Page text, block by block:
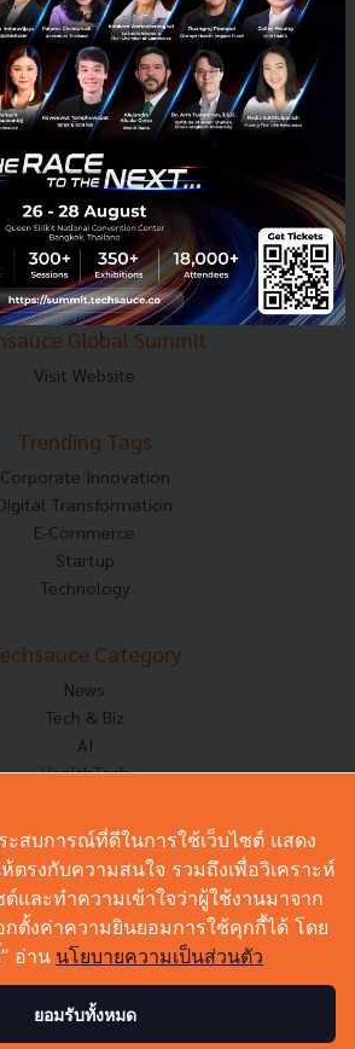
Tel : 02-001-5375
: 06-4658-9500
Techsauce Media
About Techsauce
Techsauce Services
Privacy Policy
ส่งบทความ
Global Summit
Visit Website
Trending Tags
Corporate Innovation
Transformation
E-Commerce
Startup
Technology
Category
News
Tech & Biz
AI
HealthTech
Corp Innov
Saucy Thoughts
Sustainable
Videos
Podcast
ะสบการณ์ที่ดีในการใช้เว็บไซต์ แสดง
รงกับความสนใจ รวมถึงเพื่อวิเคราะห์
ต์และทำความเข้าใจว่าผู้ใช้งานมาจาก
ตั้งค่าความยินยอมการใช้คุกกี้ได้ โดย
อ่าน นโยบายความเป็นส่วนตัว
ยอมรับทั้งหมด